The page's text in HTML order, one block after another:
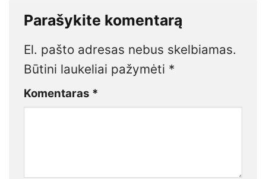
Parašykite komentarą
El. pašto adresas nebus skelbiamas.
Būtini laukeliai pažymėti *
Komentaras *